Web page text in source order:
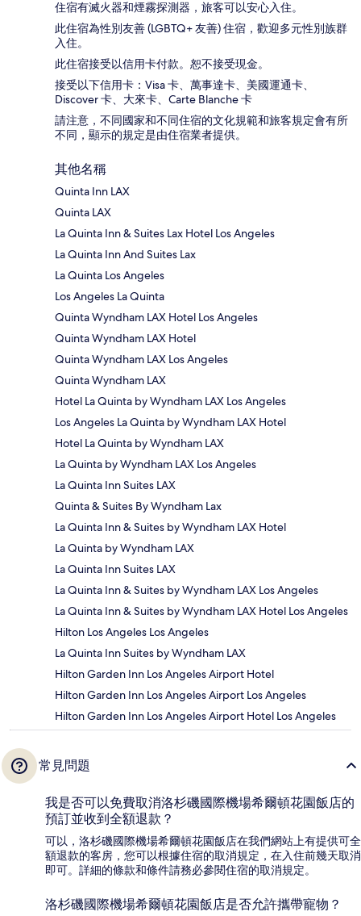
住宿有滅火器和煙霧探測器，旅客可以安心入住。
此住宿為性別友善 (LGBTQ+ 友善) 住宿，歡迎多元性別族群
入住。
此住宿接受以信用卡付款。恕不接受現金。
接受以下信用卡：Visa 卡、萬事達卡、美國運通卡、
Discover 卡、大來卡、Carte Blanche 卡
請注意，不同國家和不同住宿的文化規範和旅客規定會有所
不同，顯示的規定是由住宿業者提供。
其他名稱
Quinta Inn LAX
Quinta LAX
La Quinta Inn & Suites Lax Hotel Los Angeles
La Quinta Inn And Suites Lax
La Quinta Los Angeles
Los Angeles La Quinta
Quinta Wyndham LAX Hotel Los Angeles
Quinta Wyndham LAX Hotel
Quinta Wyndham LAX Los Angeles
Quinta Wyndham LAX
Hotel La Quinta by Wyndham LAX Los Angeles
Los Angeles La Quinta by Wyndham LAX Hotel
Hotel La Quinta by Wyndham LAX
La Quinta by Wyndham LAX Los Angeles
La Quinta Inn Suites LAX
Quinta & Suites By Wyndham Lax
La Quinta Inn & Suites by Wyndham LAX Hotel
La Quinta by Wyndham LAX
La Quinta Inn Suites LAX
La Quinta Inn & Suites by Wyndham LAX Los Angeles
La Quinta Inn & Suites by Wyndham LAX Hotel Los Angeles
Hilton Los Angeles Los Angeles
La Quinta Inn Suites by Wyndham LAX
Hilton Garden Inn Los Angeles Airport Hotel
Hilton Garden Inn Los Angeles Airport Los Angeles
Hilton Garden Inn Los Angeles Airport Hotel Los Angeles
常見問題
我是否可以免費取消洛杉磯國際機場希爾頓花園飯店的
預訂並收到全額退款？
可以，洛杉磯國際機場希爾頓花園飯店在我們網站上有提供可全
額退款的客房，您可以根據住宿的取消規定，在入住前幾天取消
即可。詳細的條款和條件請務必參閱住宿的取消規定。
洛杉磯國際機場希爾頓花園飯店是否允許攜帶寵物？